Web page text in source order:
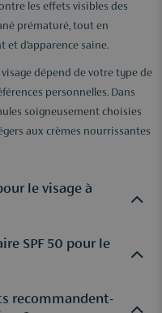
les effets visibles des
prématuré, tout en
d’apparence saine.
dépend de votre type de
personnelles. Dans
soigneusement choisies
aux crèmes nourrissantes
le visage à
sélection de
en ligne ainsi
conseillent afin de
SPF 50 pour le
un SPF 50 dans leur
recommandent-